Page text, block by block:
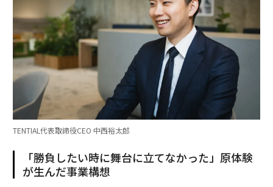
TENTIAL代表取締役CEO 中西裕太郎
「勝負したい時に舞台に立てなかった」原体験
が生んだ事業構想